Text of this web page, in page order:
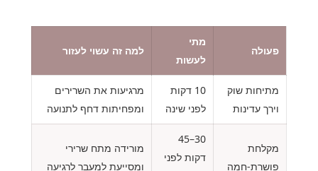
פעולה
מתי
לעשות
למה זה עשוי לעזור
מתיחות שוק
וירך עדינות
10 דקות
לפני שינה
מרגיעות את השרירים
ומפחיתות דחף לתנועה
מקלחת
פושרת-חמה
30–45
דקות לפני
מורידה מתח שרירי
ומסייעת למעבר לרגיעה